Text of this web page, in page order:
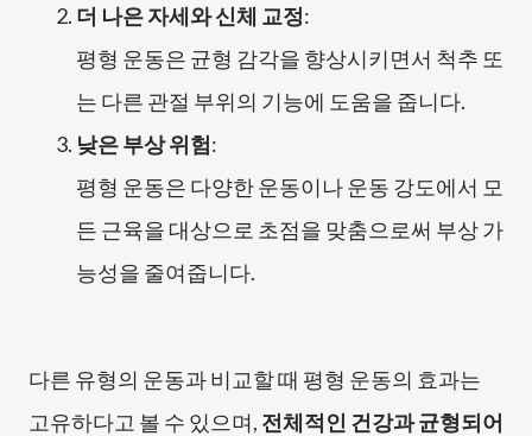
더 나은 자세와 신체 교정:
평형 운동은 균형 감각을 향상시키면서 척추 또
는 다른 관절 부위의 기능에 도움을 줍니다.
낮은 부상 위험:
평형 운동은 다양한 운동이나 운동 강도에서 모
든 근육을 대상으로 초점을 맞춤으로써 부상 가
능성을 줄여줍니다.
다른 유형의 운동과 비교할 때 평형 운동의 효과는
고유하다고 볼 수 있으며, 전체적인 건강과 균형되어